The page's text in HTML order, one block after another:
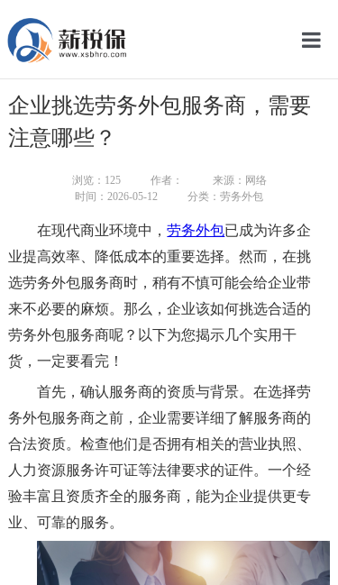
网
企业挑选劳务外包服务商，需要
注意哪些？
浏览： 125 作者：
来源：网络
时间：2026-05-12
分类：劳务外包
在现代商业环境中，劳务外包已成为许多企
业提高效率、降低成本的重要选择。然而，在挑
选劳务外包服务商时，稍有不慎可能会给企业带
来不必要的麻烦。那么，企业该如何挑选合适的
劳务外包服务商呢？以下为您揭示几个实用干
货，一定要看完！
首先，确认服务商的资质与背景。在选择劳
务外包服务商之前，企业需要详细了解服务商的
合法资质。检查他们是否拥有相关的营业执照、
人力资源服务许可证等法律要求的证件。一个经
验丰富且资质齐全的服务商，能为企业提供更专
业、可靠的服务。